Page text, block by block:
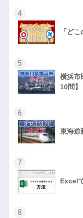
4
「ど
5
横浜市
10問】
6
東海道
7
Excel
8